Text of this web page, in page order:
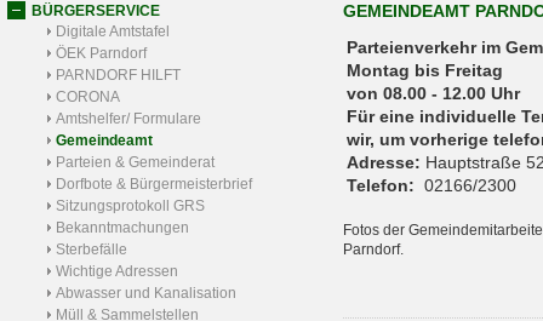
BÜRGERSERVICE
Digitale Amtstafel
ÖEK Parndorf
PARNDORF HILFT
CORONA
Amtshelfer/ Formulare
Gemeindeamt
Parteien & Gemeinderat
Dorfbote & Bürgermeisterbrief
Sitzungsprotokoll GRS
Bekanntmachungen
Sterbefälle
Wichtige Adressen
Abwasser und Kanalisation
Müll & Sammelstellen
GEMEINDEAMT
Parteienverkehr
Montag bis Freitag
von 08.00 - 12.00 Uhr
Für eine individuelle
wir, um vorherige
Adresse: Hauptstraße
Telefon: 02166/2300
Fotos der
Parndorf.